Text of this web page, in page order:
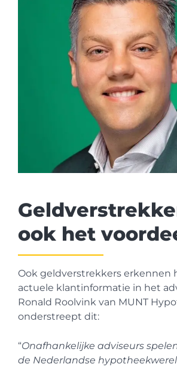
ook het
Ook geldverstrekkers erkennen
actuele klantinformatie in het
Ronald Roolvink van MUNT
onderstreept dit:
“Onafhankelijke adviseurs
de Nederlandse